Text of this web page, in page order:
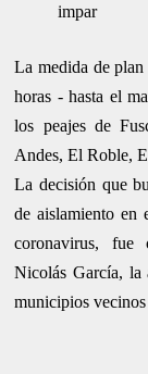
impar
La medida de
horas - hasta el
los peajes de
Andes, El Roble,
La decisión que
de aislamiento en
coronavirus, fue
Nicolás García, la
municipios